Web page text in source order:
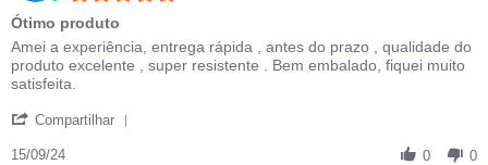
Ótimo produto
Review by Adriane P. on 15 Sep 2024
review stating Ótimo produto
Amei a experiência, entrega rápida , antes do prazo , qualidade do
produto excelente , super resistente . Bem embalado, fiquei muito
satisfeita.
Compartilhar
15/09/24 0 0